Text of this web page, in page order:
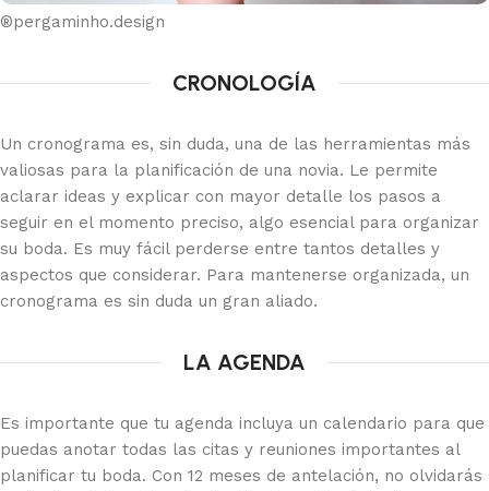
®pergaminho.design
CRONOLOGÍA
Un cronograma es, sin duda, una de las herramientas más
valiosas para la planificación de una novia. Le permite
aclarar ideas y explicar con mayor detalle los pasos a
seguir en el momento preciso, algo esencial para organizar
su boda. Es muy fácil perderse entre tantos detalles y
aspectos que considerar. Para mantenerse organizada, un
cronograma es sin duda un gran aliado.
LA AGENDA
Es importante que tu agenda incluya un calendario para que
puedas anotar todas las citas y reuniones importantes al
planificar tu boda. Con 12 meses de antelación, no olvidarás